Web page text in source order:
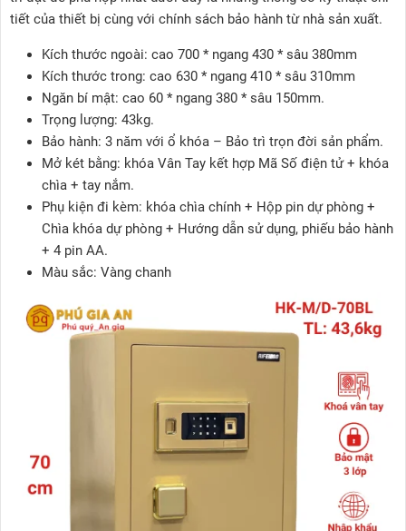
tiết của thiết bị cùng với chính sách bảo hành từ nhà sản xuất.
Kích thước ngoài: cao 700 * ngang 430 * sâu 380mm
Kích thước trong: cao 630 * ngang 410 * sâu 310mm
Ngăn bí mật: cao 60 * ngang 380 * sâu 150mm.
Trọng lượng: 43kg.
Bảo hành: 3 năm với ổ khóa – Bảo trì trọn đời sản phẩm.
Mở két bằng: khóa Vân Tay kết hợp Mã Số điện tử + khóa
chìa + tay nắm.
Phụ kiện đi kèm: khóa chìa chính + Hộp pin dự phòng +
Chìa khóa dự phòng + Hướng dẫn sử dụng, phiếu bảo hành
+ 4 pin AA.
Màu sắc: Vàng chanh